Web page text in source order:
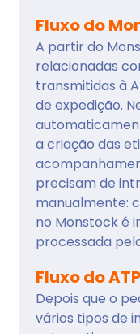
Fluxo do
A partir do
relacionadas
transmitidas à
de expedição.
a criação das
precisam de
manualmente:
no Monstock é
processada
Fluxo do
Depois que o
vários tipos de